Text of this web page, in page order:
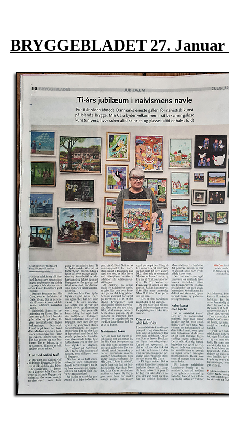
BRYGGEBLADET 27. Januar